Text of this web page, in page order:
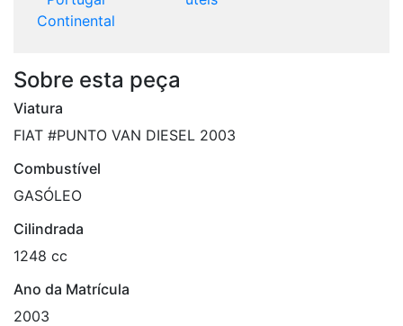
Continental
Sobre esta peça
Viatura
FIAT #PUNTO VAN DIESEL 2003
Combustível
GASÓLEO
Cilindrada
1248 cc
Ano da Matrícula
2003